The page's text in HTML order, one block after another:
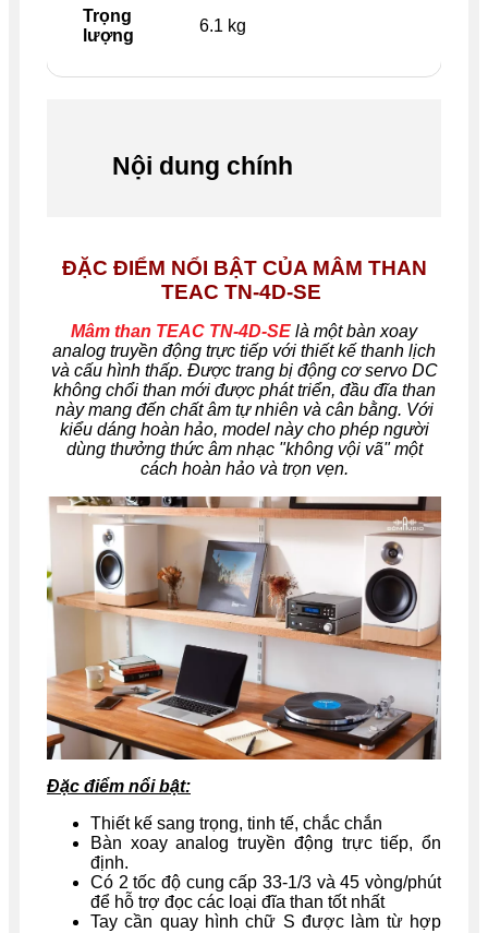
Trọng
lượng
6.1 kg
Nội dung chính
ĐẶC ĐIỂM NỔI BẬT CỦA MÂM THAN
TEAC TN-4D-SE
Mâm than TEAC TN-4D-SE là một bàn xoay
analog truyền động trực tiếp với thiết kế thanh lịch
và cấu hình thấp. Được trang bị động cơ servo DC
không chổi than mới được phát triển, đầu đĩa than
này mang đến chất âm tự nhiên và cân bằng. Với
kiểu dáng hoàn hảo, model này cho phép người
dùng thưởng thức âm nhạc "không vội vã" một
cách hoàn hảo và trọn vẹn.
Đặc điểm nổi bật:
Thiết kế sang trọng, tinh tế, chắc chắn
Bàn xoay analog truyền động trực tiếp, ổn
định.
Có 2 tốc độ cung cấp 33-1/3 và 45 vòng/phút
để hỗ trợ đọc các loại đĩa than tốt nhất
Tay cần quay hình chữ S được làm từ hợp